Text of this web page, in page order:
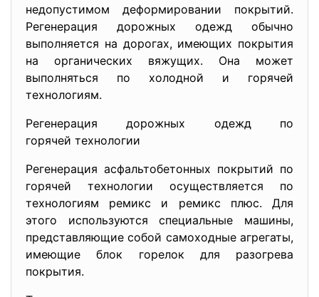
недопустимом деформировании покрытий.
Регенерация дорожных одежд обычно
выполняется на дорогах, имеющих покрытия
на органических вяжущих. Она может
выполняться по холодной и горячей
технологиям.
Регенерация дорожных одежд по
горячей технологии
Регенерация асфальтобетонных покрытий по
горячей технологии осуществляется по
технологиям ремикс и ремикс плюс. Для
этого используются специальные машины,
представляющие собой самоходные агрегаты,
имеющие блок горелок для разогрева
покрытия.